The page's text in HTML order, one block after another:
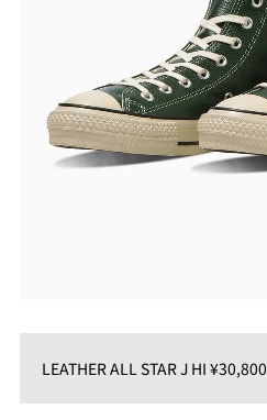
LEATHER ALL STAR J HI ¥30,800